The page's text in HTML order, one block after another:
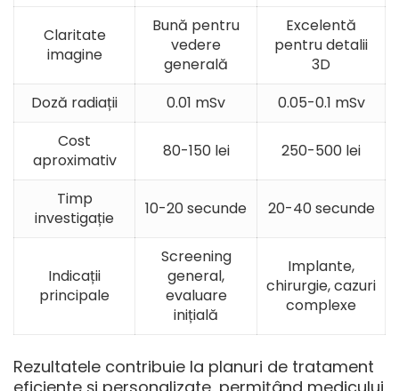
Claritate
imagine
Bună pentru
vedere
generală
Excelentă
pentru detalii
3D
Doză radiații
0.01 mSv
0.05-0.1 mSv
Cost
aproximativ
80-150 lei 250-500 lei
Timp
investigație
10-20 secunde 20-40 secunde
Indicații
principale
Screening
general,
evaluare
inițială
Implante,
chirurgie, cazuri
complexe
Rezultatele contribuie la planuri de tratament